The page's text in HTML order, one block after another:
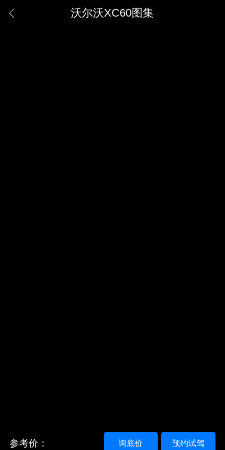
沃尔沃XC60图集
参考价： 预约试驾
询底价